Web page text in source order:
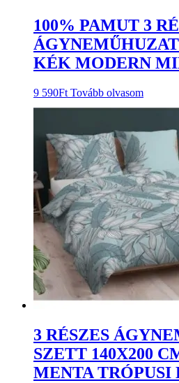
100% PAMUT 3
KÉK MODERN
9 590Ft Tovább olvasom
3 RÉSZES
SZETT 140X200
MENTA